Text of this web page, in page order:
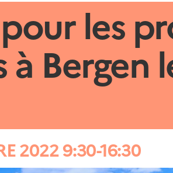
les
Bergen
2022 9:30-16:30